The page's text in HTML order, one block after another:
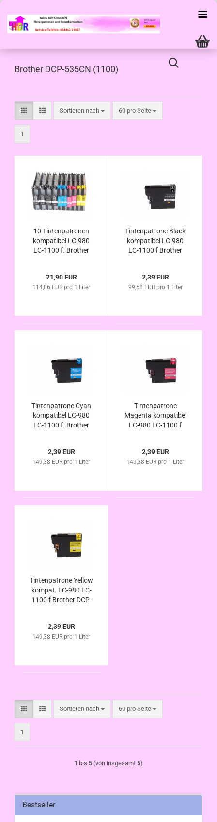
Brother DCP-535CN (1100)
Sortieren nach
Sortieren nach 60 pro Seite
pro Seite
1
10 Tintenpatronen
kompatibel LC-980
LC-1100 f. Brother
DCP-375CW DCP-
385C DCP-535CN
21,90 EUR
114,06 EUR pro 1 Liter
Tintenpatrone Black
kompatibel LC-980
LC-1100 f Brother
DCP-375CW DCP-
385C DCP-535CN
2,39 EUR
99,58 EUR pro 1 Liter
Tintenpatrone Cyan
kompatibel LC-980
LC-1100 f. Brother
DCP-375CW DCP-
385C DCP-535CN
2,39 EUR
149,38 EUR pro 1 Liter
Tintenpatrone
Magenta kompatibel
LC-980 LC-1100 f
DCP-195C DCP-
375CW DCP-385C
6690CW
2,39 EUR
149,38 EUR pro 1 Liter
Tintenpatrone Yellow
kompat. LC-980 LC-
1100 f Brother DCP-
DCP-375CW DCP-
385C DCP-535CN
2,39 EUR
149,38 EUR pro 1 Liter
Sortieren nach
Sortieren nach 60 pro Seite
pro Seite
1
1 bis 5 (von insgesamt 5)
Bestseller